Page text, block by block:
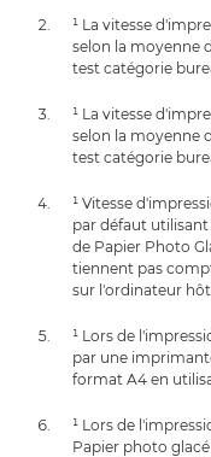
¹ La vitesse
selon la moyenne
test catégorie
¹ La vitesse
selon la moyenne
test catégorie
¹ Vitesse
par défaut utilisant
de Papier Photo
tiennent pas
sur l'ordinateur
¹ Lors de
par une
format A4 en
¹ Lors de
Papier photo glacé